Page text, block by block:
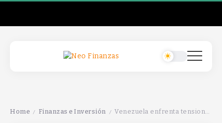
Home / Finanzas e Inversión / Venezuela enfrenta tensiones geopolíticas que impactan su situación interna y las relaciones internacionales en la región.